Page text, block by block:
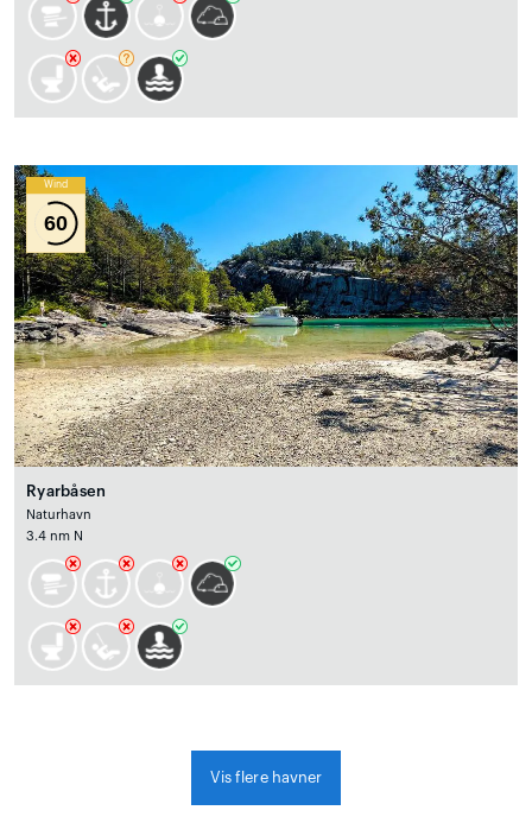
Wind
60
Ryarbåsen
Naturhavn
3.4 nm N
Vis flere havner